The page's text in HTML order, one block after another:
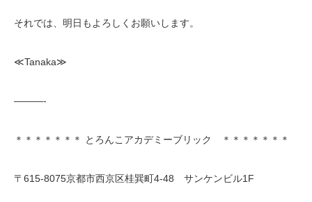
それでは、明日もよろしくお願いします。
≪Tanaka≫
———-
＊＊＊＊＊＊＊ とろんこアカデミーブリック ＊＊＊＊＊＊＊
〒615-8075京都市西京区桂巽町4-48 サンケンビル1F